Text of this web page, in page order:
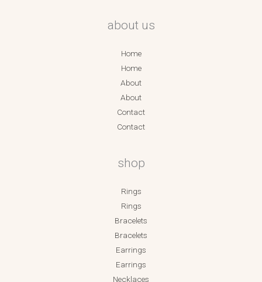
about us
Home
Home
About
About
Contact
Contact
shop
Rings
Rings
Bracelets
Bracelets
Earrings
Earrings
Necklaces